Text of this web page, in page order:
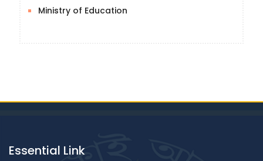
Ministry of Education
Essential Link